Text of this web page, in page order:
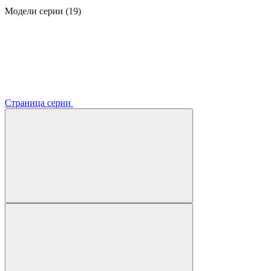
Модели серии (19)
Страница серии